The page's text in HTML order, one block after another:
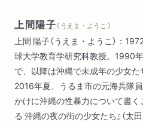
精神疾患の鋳型／解離は手ごわい
ーン化している／精神科の役割
らうか払うか／許諾のとりかた
脈／身体は触らない／身体は自分
ランスクリプトの確認の仕方読
第四章 加害と被害の関係 二〇
上間陽子（ うえま・ようこ ）
上間 陽子（うえま・ようこ）：
球大学教育学研究科教授。1990
で、以降は沖縄で未成年の少女た
2016年夏、うるま市の元海兵隊
かけに沖縄の性暴力について書く
る 沖縄の夜の街の少女たち』（太